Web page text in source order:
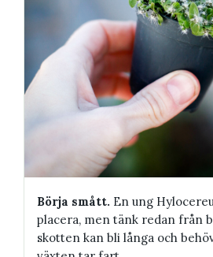
Börja smått. En ung
placera, men tänk redan från
skotten kan bli långa och